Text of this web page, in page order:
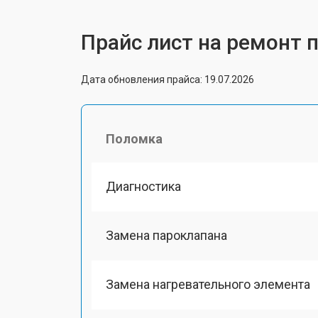
Прайс лист на ремонт
Дата обновления прайса: 19.07.2026
Поломка
Диагностика
Замена пароклапана
Замена нагревательного элемента